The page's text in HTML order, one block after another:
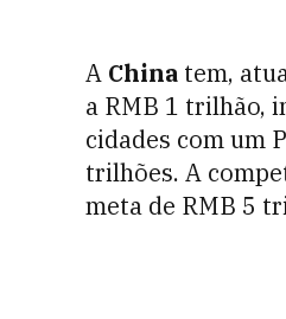
A China tem,
a RMB 1 trilhão,
cidades com um
trilhões. A
meta de RMB 5